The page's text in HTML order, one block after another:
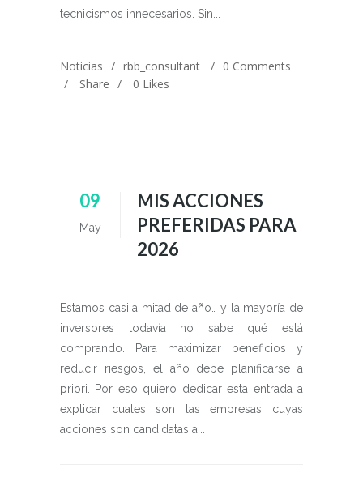
tecnicismos innecesarios. Sin...
Noticias rbb_consultant
0 Comments
Share
0 Likes
09
May
MIS ACCIONES
PREFERIDAS PARA
2026
Estamos casi a mitad de año… y la mayoría de
inversores todavía no sabe qué está
comprando. Para maximizar beneficios y
reducir riesgos, el año debe planificarse a
priori. Por eso quiero dedicar esta entrada a
explicar cuales son las empresas cuyas
acciones son candidatas a...